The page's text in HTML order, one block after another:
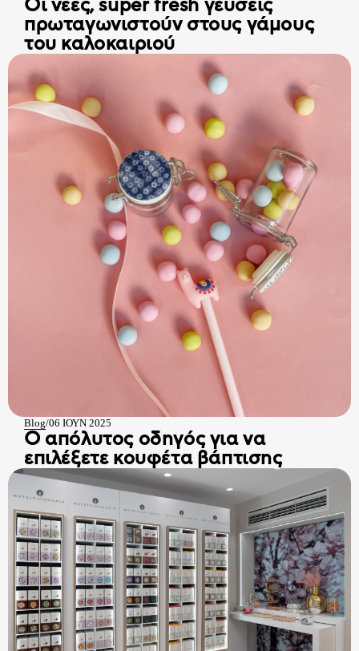
Οι νέες, super fresh γεύσεις
πρωταγωνιστούν στους γάμους
του καλοκαιριού
Blog/06 ΙΟΥΝ 2025
Ο απόλυτος οδηγός για να
επιλέξετε κουφέτα βάπτισης